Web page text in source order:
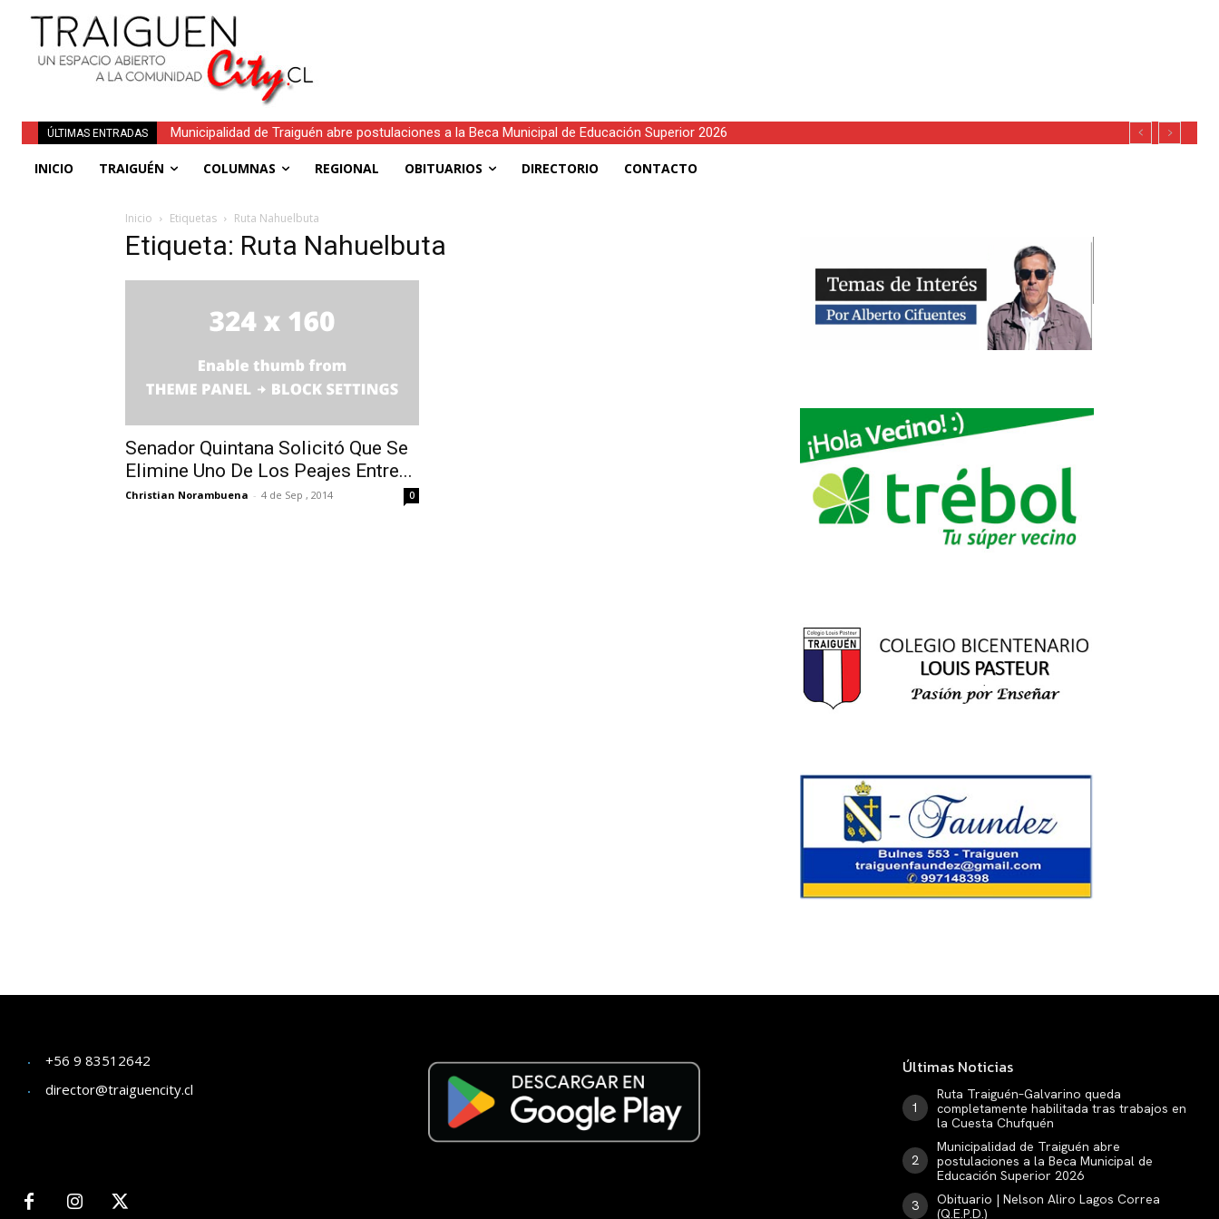
ÚLTIMAS ENTRADAS Municipalidad de Traiguén abre postulaciones a la Beca Municipal de Educación Superior 2026
INICIO TRAIGUÉN COLUMNAS REGIONAL OBITUARIOS DIRECTORIO CONTACTO
Inicio Etiquetas Ruta Nahuelbuta
Etiqueta: Ruta Nahuelbuta
Senador Quintana Solicitó Que Se
Elimine Uno De Los Peajes Entre...
Christian Norambuena - 4 de Sep , 2014 0
+56 9 83512642
director@traiguencity.cl
Últimas Noticias
Ruta Traiguén–Galvarino queda
completamente habilitada tras trabajos en
la Cuesta Chufquén
Municipalidad de Traiguén abre
postulaciones a la Beca Municipal de
Educación Superior 2026
Obituario | Nelson Aliro Lagos Correa
(Q.E.P.D.)